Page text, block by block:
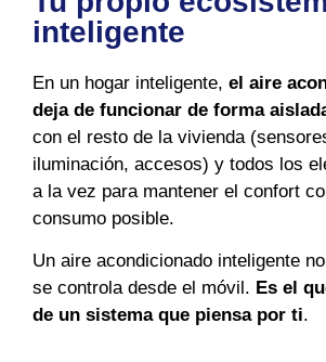
inteligente
En un hogar inteligente, el aire
deja de funcionar de forma
con el resto de la vivienda
iluminación, accesos) y todos los
a la vez para mantener el confort
consumo posible.
Un aire acondicionado inteligente
se controla desde el móvil. Es el
de un sistema que piensa por ti.